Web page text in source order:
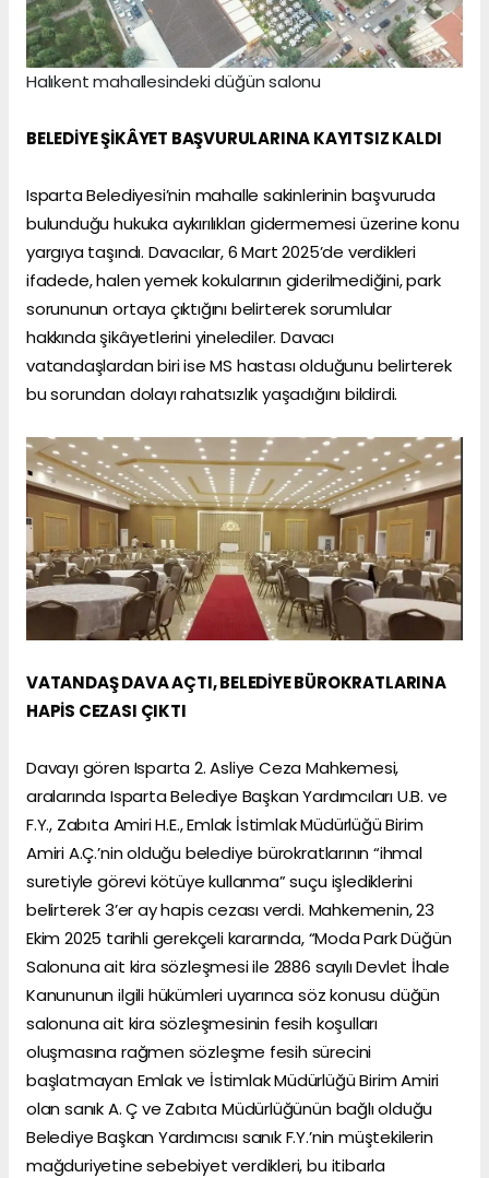
Halıkent mahallesindeki düğün salonu
BELEDİYE ŞİKÂYET BAŞVURULARINA KAYITSIZ KALDI
Isparta Belediyesi’nin mahalle sakinlerinin başvuruda
bulunduğu hukuka aykırılıkları gidermemesi üzerine konu
yargıya taşındı. Davacılar, 6 Mart 2025’de verdikleri
ifadede, halen yemek kokularının giderilmediğini, park
sorununun ortaya çıktığını belirterek sorumlular
hakkında şikâyetlerini yinelediler. Davacı
vatandaşlardan biri ise MS hastası olduğunu belirterek
bu sorundan dolayı rahatsızlık yaşadığını bildirdi.
VATANDAŞ DAVA AÇTI, BELEDİYE BÜROKRATLARINA
HAPİS CEZASI ÇIKTI
Davayı gören Isparta 2. Asliye Ceza Mahkemesi,
aralarında Isparta Belediye Başkan Yardımcıları U.B. ve
F.Y., Zabıta Amiri H.E., Emlak İstimlak Müdürlüğü Birim
Amiri A.Ç.’nin olduğu belediye bürokratlarının “ihmal
suretiyle görevi kötüye kullanma” suçu işlediklerini
belirterek 3’er ay hapis cezası verdi. Mahkemenin, 23
Ekim 2025 tarihli gerekçeli kararında, “Moda Park Düğün
Salonuna ait kira sözleşmesi ile 2886 sayılı Devlet İhale
Kanununun ilgili hükümleri uyarınca söz konusu düğün
salonuna ait kira sözleşmesinin fesih koşulları
oluşmasına rağmen sözleşme fesih sürecini
başlatmayan Emlak ve İstimlak Müdürlüğü Birim Amiri
olan sanık A. Ç ve Zabıta Müdürlüğünün bağlı olduğu
Belediye Başkan Yardımcısı sanık F.Y.’nin müştekilerin
mağduriyetine sebebiyet verdikleri, bu itibarla